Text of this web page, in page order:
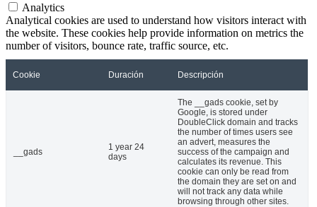
Analytics
Analytical cookies are used to understand how visitors interact with
the website. These cookies help provide information on metrics the
number of visitors, bounce rate, traffic source, etc.
Cookie Duración Descripción
__gads
1 year 24
days
The __gads cookie, set by
Google, is stored under
DoubleClick domain and tracks
the number of times users see
an advert, measures the
success of the campaign and
calculates its revenue. This
cookie can only be read from
the domain they are set on and
will not track any data while
browsing through other sites.